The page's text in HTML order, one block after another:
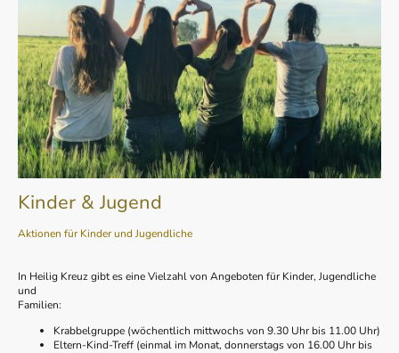
Kinder & Jugend
Aktionen für Kinder und Jugendliche
In Heilig Kreuz gibt es eine Vielzahl von Angeboten für Kinder, Jugendliche
und
Familien:
Krabbelgruppe (wöchentlich mittwochs von 9.30 Uhr bis 11.00 Uhr)
Eltern-Kind-Treff (einmal im Monat, donnerstags von 16.00 Uhr bis